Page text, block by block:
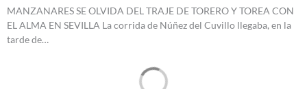
MANZANARES SE OLVIDA DEL TRAJE DE TORERO Y TOREA CON
EL ALMA EN SEVILLA La corrida de Núñez del Cuvillo llegaba, en la
tarde de…